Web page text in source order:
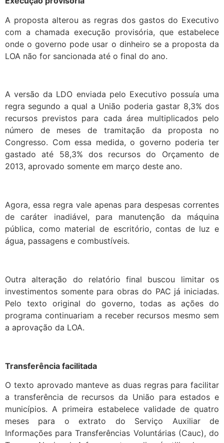
A proposta alterou as regras dos gastos do Executivo
com a chamada execução provisória, que estabelece
onde o governo pode usar o dinheiro se a proposta da
LOA não for sancionada até o final do ano.
A versão da LDO enviada pelo Executivo possuía uma
regra segundo a qual a União poderia gastar 8,3% dos
recursos previstos para cada área multiplicados pelo
número de meses de tramitação da proposta no
Congresso. Com essa medida, o governo poderia ter
gastado até 58,3% dos recursos do Orçamento de
2013, aprovado somente em março deste ano.
Agora, essa regra vale apenas para despesas correntes
de caráter inadiável, para manutenção da máquina
pública, como material de escritório, contas de luz e
água, passagens e combustíveis.
Outra alteração do relatório final buscou limitar os
investimentos somente para obras do PAC já iniciadas.
Pelo texto original do governo, todas as ações do
programa continuariam a receber recursos mesmo sem
a aprovação da LOA.
Transferência facilitada
O texto aprovado manteve as duas regras para facilitar
a transferência de recursos da União para estados e
municípios. A primeira estabelece validade de quatro
meses para o extrato do Serviço Auxiliar de
Informações para Transferências Voluntárias (Cauc), do